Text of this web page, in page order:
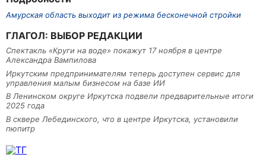
Амурская область выходит из режима бесконечной стройки
ГЛАГОЛ: ВЫБОР РЕДАКЦИИ
Спектакль «Круги на воде» покажут 17 ноября в центре
Александра Вампилова
Иркутским предпринимателям теперь доступен сервис для
управления малым бизнесом на базе ИИ
В Ленинском округе Иркутска подвели предварительные итоги
2025 года
В сквере Лебединского, что в центре Иркутска, установили
пюпитр